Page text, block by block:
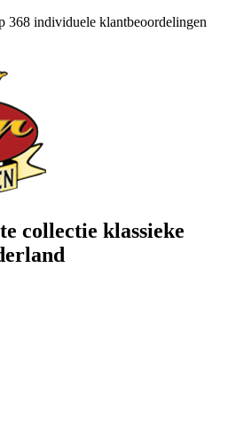
368 individuele klantbeoordelingen
collectie klassieke